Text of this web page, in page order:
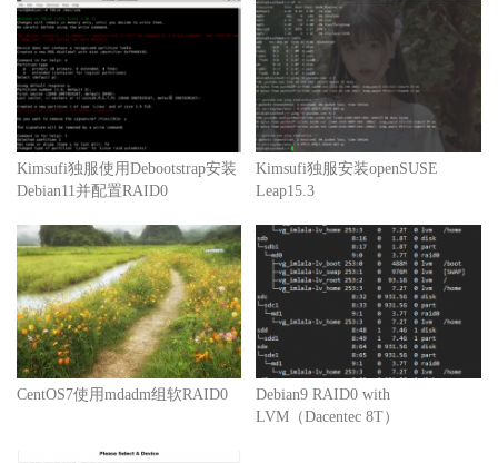
Kimsufi独服使用Debootstrap安装
Debian11并配置RAID0
Kimsufi独服安装openSUSE
Leap15.3
CentOS7使用mdadm组软RAID0
Debian9 RAID0 with
LVM（Dacentec 8T）